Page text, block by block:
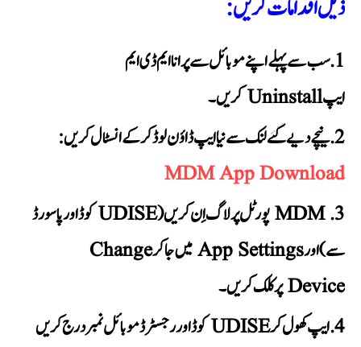
ذیل اقدامات کریں:
سب سے پہلے اپنے موبائل سے پرانا ایم ڈی ایم
ایپ Uninstall کریں۔
نیچے دیے گئے لنک سے نیا ایپ ڈاؤن لوڈ کر کے انسٹال کریں:
MDM App Download
MDM پورٹل پر لاگ اِن کریں (UDISE کوڈ اور پاسورڈ
سے) اور App Settings میں جا کر Change
Device پر کلک کریں۔
ایپ کھول کر UDISE کوڈ اور رجسٹرڈ موبائل نمبر درج کریں